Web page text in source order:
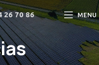
26 70 86 MENU